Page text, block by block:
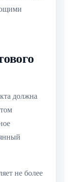
должна
не более